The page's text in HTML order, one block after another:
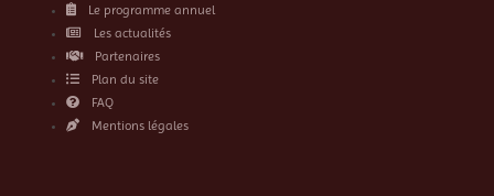
Le programme annuel
Les actualités
Partenaires
Plan du site
FAQ
Mentions légales